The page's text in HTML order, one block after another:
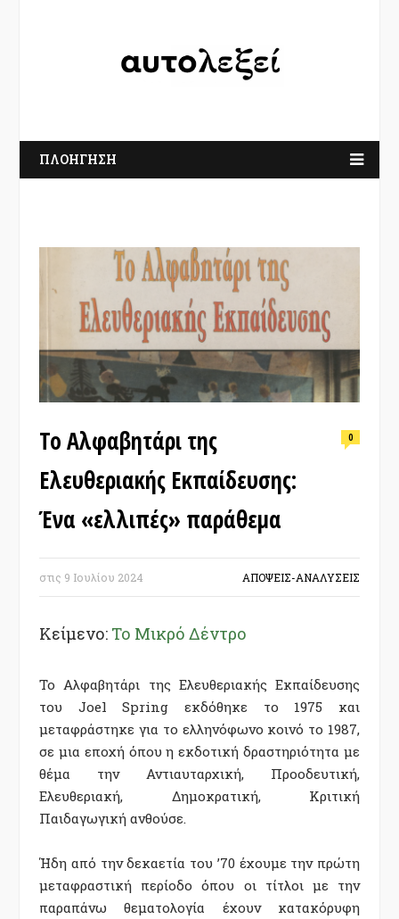
ΠΛΟΗΓΗΣΗ
Το Αλφαβητάρι της
Ελευθεριακής Εκπαίδευσης:
Ένα «ελλιπές» παράθεμα
0
στις 9 Ιουλίου 2024 ΑΠΟΨΕΙΣ-ΑΝΑΛΥΣΕΙΣ
Κείμενο: Το Μικρό Δέντρο
Το Αλφαβητάρι της Ελευθεριακής Εκπαίδευσης
του Joel Spring εκδόθηκε το 1975 και
μεταφράστηκε για το ελληνόφωνο κοινό το 1987,
σε μια εποχή όπου η εκδοτική δραστηριότητα με
θέμα την Αντιαυταρχική, Προοδευτική,
Ελευθεριακή, Δημοκρατική, Κριτική
Παιδαγωγική ανθούσε.
Ήδη από την δεκαετία του ’70 έχουμε την πρώτη
μεταφραστική περίοδο όπου οι τίτλοι με την
παραπάνω θεματολογία έχουν κατακόρυφη